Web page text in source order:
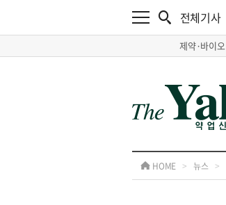
전체기사
제약·바이오
HOME > 뉴스 >